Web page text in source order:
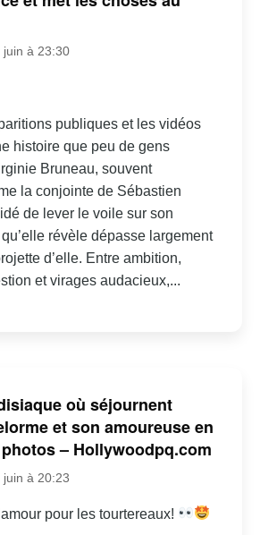
juin à 23:30
publiques et les vidéos
histoire que peu de gens
Bruneau, souvent
la conjointe de Sébastien
de lever le voile sur son
révèle dépasse largement
d’elle. Entre ambition,
et virages audacieux,...
où séjournent
et son amoureuse en
– Hollywoodpq.com
juin à 20:23
pour les tourtereaux!